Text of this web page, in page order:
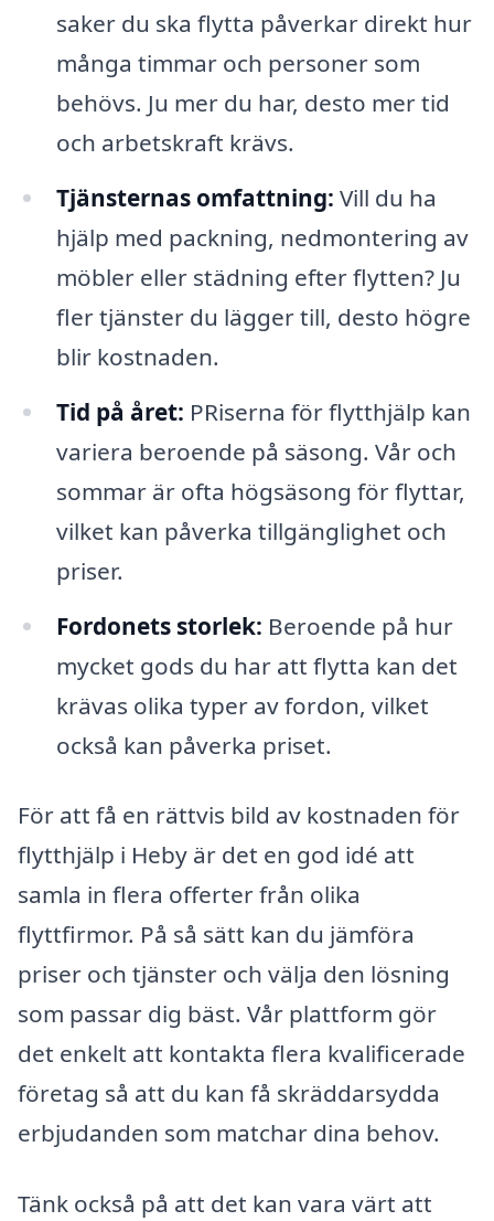
saker du ska flytta påverkar direkt hur
många timmar och personer som
behövs. Ju mer du har, desto mer tid
och arbetskraft krävs.
Tjänsternas omfattning: Vill du ha
hjälp med packning, nedmontering av
möbler eller städning efter flytten? Ju
fler tjänster du lägger till, desto högre
blir kostnaden.
Tid på året: PRiserna för flytthjälp kan
variera beroende på säsong. Vår och
sommar är ofta högsäsong för flyttar,
vilket kan påverka tillgänglighet och
priser.
Fordonets storlek: Beroende på hur
mycket gods du har att flytta kan det
krävas olika typer av fordon, vilket
också kan påverka priset.
För att få en rättvis bild av kostnaden för
flytthjälp i Heby är det en god idé att
samla in flera offerter från olika
flyttfirmor. På så sätt kan du jämföra
priser och tjänster och välja den lösning
som passar dig bäst. Vår plattform gör
det enkelt att kontakta flera kvalificerade
företag så att du kan få skräddarsydda
erbjudanden som matchar dina behov.
Tänk också på att det kan vara värt att